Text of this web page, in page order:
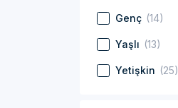
Genç (14)
Yaşlı (13)
Yetişkin (25)